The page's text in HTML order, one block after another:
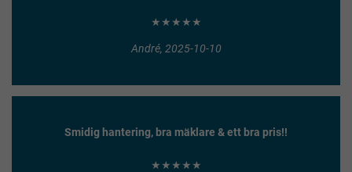
★★★★★
André, 2025-10-10
Smidig hantering, bra mäklare & ett bra pris!!
★★★★★